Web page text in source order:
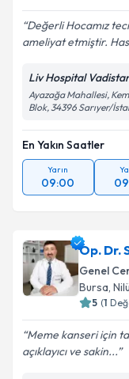
Kişisel
Değerli Hocamız
ameliyat etmiştir.
Liv Hospital
Ayazağa Mahallesi,
Blok, 34396 Sarıyer/
En Yakın Saatler
Yarın
09:00
Op. Dr.
Genel
Bursa,
5 (1
Meme kanseri için
açıklayıcı ve sakin...